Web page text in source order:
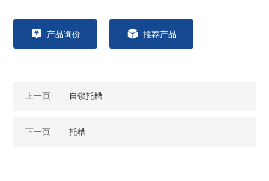
产品询价 推荐产品
上一页 自锁托槽
下一页 托槽